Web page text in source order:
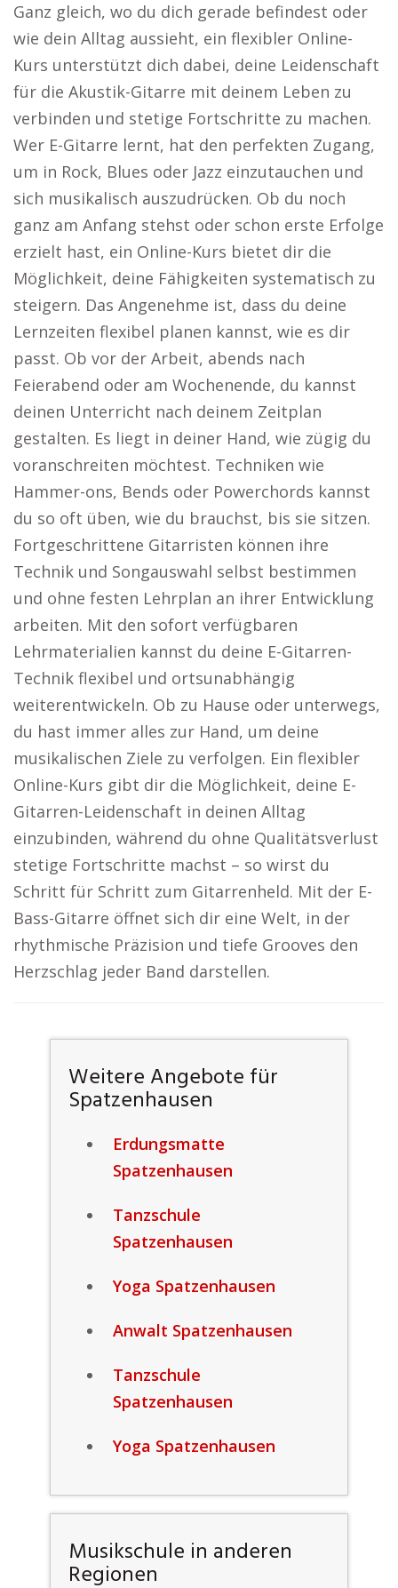
Ganz gleich, wo du dich gerade befindest oder
wie dein Alltag aussieht, ein flexibler Online-
Kurs unterstützt dich dabei, deine Leidenschaft
für die Akustik-Gitarre mit deinem Leben zu
verbinden und stetige Fortschritte zu machen.
Wer E-Gitarre lernt, hat den perfekten Zugang,
um in Rock, Blues oder Jazz einzutauchen und
sich musikalisch auszudrücken. Ob du noch
ganz am Anfang stehst oder schon erste Erfolge
erzielt hast, ein Online-Kurs bietet dir die
Möglichkeit, deine Fähigkeiten systematisch zu
steigern. Das Angenehme ist, dass du deine
Lernzeiten flexibel planen kannst, wie es dir
passt. Ob vor der Arbeit, abends nach
Feierabend oder am Wochenende, du kannst
deinen Unterricht nach deinem Zeitplan
gestalten. Es liegt in deiner Hand, wie zügig du
voranschreiten möchtest. Techniken wie
Hammer-ons, Bends oder Powerchords kannst
du so oft üben, wie du brauchst, bis sie sitzen.
Fortgeschrittene Gitarristen können ihre
Technik und Songauswahl selbst bestimmen
und ohne festen Lehrplan an ihrer Entwicklung
arbeiten. Mit den sofort verfügbaren
Lehrmaterialien kannst du deine E-Gitarren-
Technik flexibel und ortsunabhängig
weiterentwickeln. Ob zu Hause oder unterwegs,
du hast immer alles zur Hand, um deine
musikalischen Ziele zu verfolgen. Ein flexibler
Online-Kurs gibt dir die Möglichkeit, deine E-
Gitarren-Leidenschaft in deinen Alltag
einzubinden, während du ohne Qualitätsverlust
stetige Fortschritte machst – so wirst du
Schritt für Schritt zum Gitarrenheld. Mit der E-
Bass-Gitarre öffnet sich dir eine Welt, in der
rhythmische Präzision und tiefe Grooves den
Herzschlag jeder Band darstellen.
Weitere Angebote für
Spatzenhausen
Erdungsmatte
Spatzenhausen
Tanzschule
Spatzenhausen
Yoga Spatzenhausen
Anwalt Spatzenhausen
Tanzschule
Spatzenhausen
Yoga Spatzenhausen
Musikschule in anderen
Regionen